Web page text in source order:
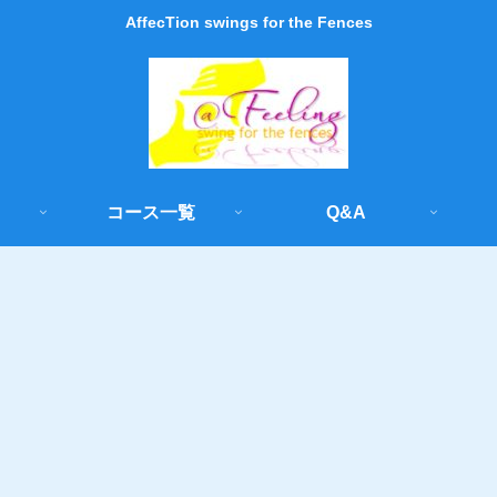
AffecTion swings for the Fences
コース一覧 Q&A